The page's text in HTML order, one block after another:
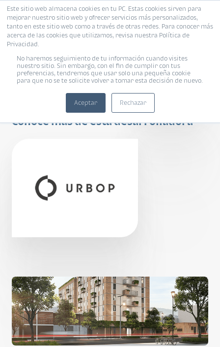
Este sitio web almacena cookies en tu PC. Estas cookies sirven para
mejorar nuestro sitio web y ofrecer servicios más personalizados,
tanto en este sitio web como a través de otras redes. Para conocer más
acerca de las cookies que utilizamos, revisa nuestra Política de
Privacidad.
No haremos seguimiento de tu información cuando visites
nuestro sitio. Sin embargo, con el fin de cumplir con tus
preferencias, tendremos que usar solo una pequeña cookie
para que no se te solicite volver a tomar esta decisión de nuevo.
Aceptar Rechazar
Vecindario
Conoce más de esta desarrolladora